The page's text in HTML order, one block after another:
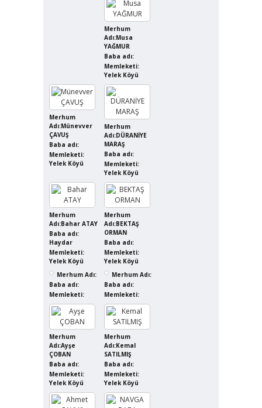
Merhum
Adı:Musa
YAĞMUR
Baba adı:
Memleketi:
Yelek Köyü
Merhum
Adı:Münevver
ÇAVUŞ
Baba adı:
Memleketi:
Yelek Köyü
Merhum
Adı:DÜRANİYE
MARAŞ
Baba adı:
Memleketi:
Yelek Köyü
Merhum
Adı:Bahar ATAY
Baba adı:
Haydar
Memleketi:
Yelek Köyü
Merhum
Adı:BEKTAŞ
ORMAN
Baba adı:
Memleketi:
Yelek Köyü
Merhum Adı:
Baba adı:
Memleketi:
Merhum Adı:
Baba adı:
Memleketi:
Merhum
Adı:Ayşe
ÇOBAN
Baba adı:
Memleketi:
Yelek Köyü
Merhum
Adı:Kemal
SATILMIŞ
Baba adı:
Memleketi:
Yelek Köyü